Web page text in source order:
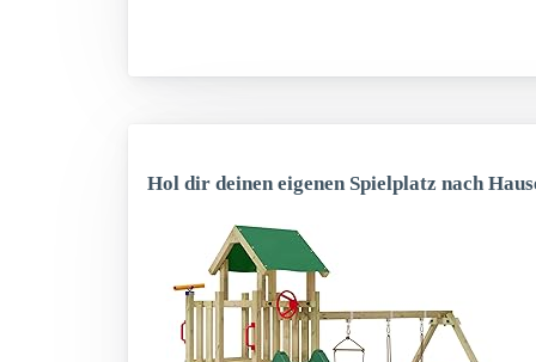
Hol dir deinen eigenen Spielplatz nach